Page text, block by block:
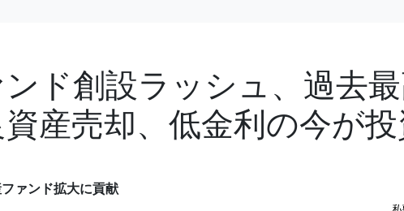
ド創設ラッシュ、過去
産売却、低金利の今が
ァンド拡大に貢献